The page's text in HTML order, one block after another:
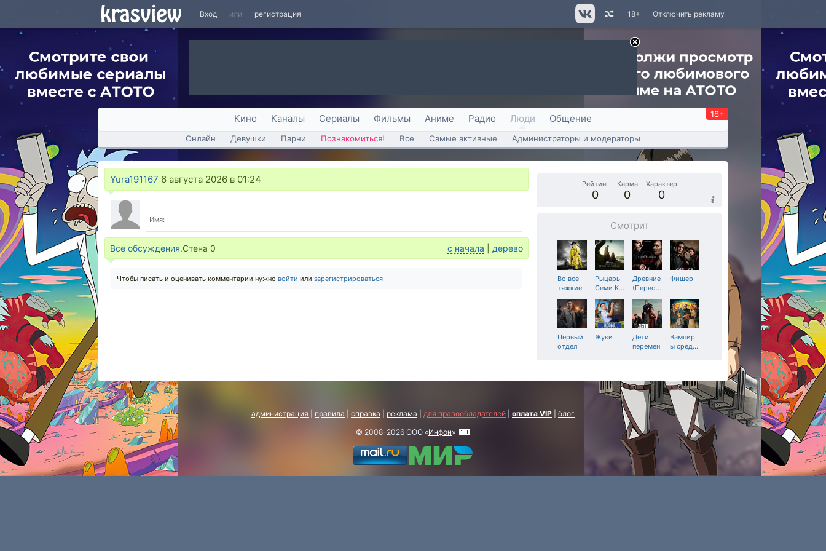
Вход или регистрация Отключить рекламу
18+
Кино Каналы Сериалы Фильмы Аниме Радио Люди Общение 18+
Онлайн Девушки Парни Познакомиться! Все Самые активные Администраторы и модераторы
Yura191167 6 августа 2026 в 01:24
Имя:
Все обсуждения.Стена 0 с начала дерево
Чтобы писать и оценивать комментарии нужно войти или зарегистрироваться
Рейтинг
0
Карма
0
Характер
0
Смотрит
Во все
тяжкие
Рыцарь
Семи К…
Древние
(Перво…
Фишер
Первый
отдел
Жуки
Дети
перемен
Вампир
ы сред…
администрация правила справка реклама для правообладателей оплата VIP
блог
© 2008-2026 ООО «Инфон»